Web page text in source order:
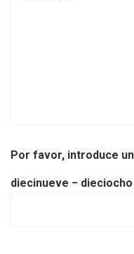
Por favor, introduce
diecinueve − dieciocho